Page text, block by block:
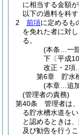
に相当する金額
以下の過料を科
2
前項に定めるも
を免れた者に対
る。
(本条…一
下〔平成
改正・2項
第6章
貯水
(本章…追
(管理者の責務)
第40条
管理者は
る貯水槽水道を
と認めるときは
及び勧告を行う